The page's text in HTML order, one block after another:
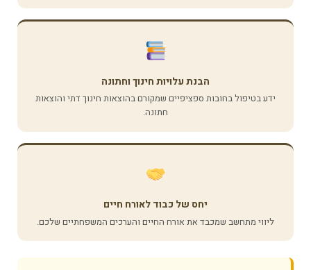
הבנת עלויות חינוך וחתונה
ידע בטיפול בחובות ספציפיים שמקורם בהוצאות חינוך דתי והוצאות
חתונה.
יחס של כבוד לאורח חיים
ליווי מתחשב שמכבד את אורח החיים והערכים המשפחתיים שלכם.